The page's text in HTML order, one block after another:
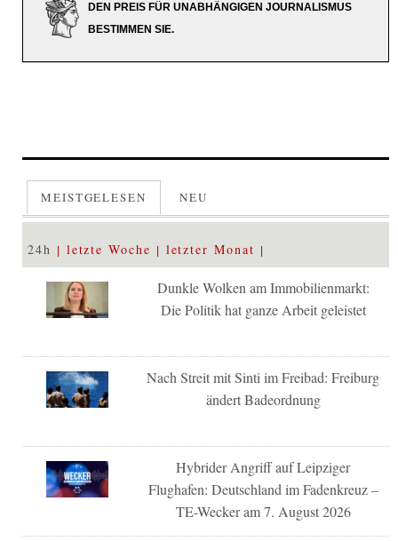
DEN PREIS FÜR UNABHÄNGIGEN JOURNALISMUS
BESTIMMEN SIE.
MEISTGELESEN NEU
24h letzte Woche letzter Monat
Dunkle Wolken am Immobilienmarkt:
Die Politik hat ganze Arbeit geleistet
Nach Streit mit Sinti im Freibad: Freiburg
ändert Badeordnung
Hybrider Angriff auf Leipziger
Flughafen: Deutschland im Fadenkreuz –
TE-Wecker am 7. August 2026